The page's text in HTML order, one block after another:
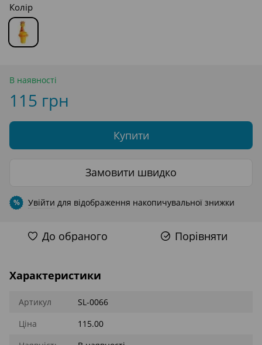
Колір
В наявності
115 грн
Купити
Замовити швидко
% Увійти для відображення накопичувальної знижки
До обраного Порівняти
Характеристики
Артикул
SL-0066
Ціна
115.00